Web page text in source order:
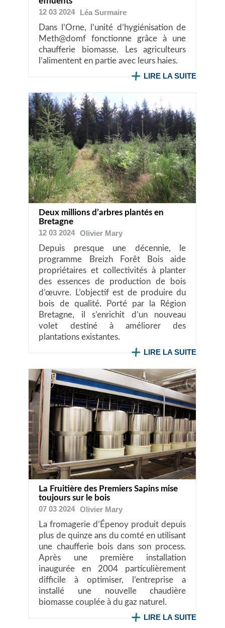
12 03 2024
LéaSurmaire
Dans l’Orne, l’unité d’hygiénisation de
Meth@domf fonctionne grâce à une
chaufferie biomasse. Les agriculteurs
l’alimentent en partie avec leurs haies.
LIRE LA SUITE
Deux millions d’arbres plantés en
Bretagne
12 03 2024 Olivier Mary
Depuis presque une décennie, le
programme Breizh Forêt Bois aide
propriétaires et collectivités à planter
des essences de production de bois
d’œuvre. L’objectif est de produire du
bois de qualité. Porté par la Région
Bretagne, il s’enrichit d’un nouveau
volet destiné à améliorer des
plantations existantes.
LIRE LA SUITE
La Fruitière des Premiers Sapins mise
toujours sur le bois
07 03 2024 Olivier Mary
La fromagerie d’Épenoy produit depuis
plus de quinze ans du comté en utilisant
une chaufferie bois dans son process.
Après une première installation
inaugurée en 2004 particulièrement
difficile à optimiser, l’entreprise a
installé une nouvelle chaudière
biomasse couplée à du gaz naturel.
LIRE LA SUITE